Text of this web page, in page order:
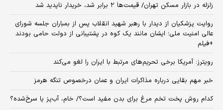
زلزله در بازار مسکن تهران/ قیمت‌ها ۲ برابر شد، خریدار ناپدید شد
روایت پزشکیان از دیدار با رهبر شهید انقلاب پس از بمباران جلسه شورای
عالی امنیت ملی؛ ایشان مانند یک کوه در پشتیبانی از دولت حامی بودند
+فیلم
رویترز: آمریکا برخی تحریم‌های مرتبط با ایران را لغو می‌کند
خبر مهم بقایی درباره مذاکرات ایران و عمان درخصوص تنگه هرمز
کدام روش پخت تخم مرغ برای بدن مفید است؟/ خام، آب‌پز یا سرخ‌شده؟